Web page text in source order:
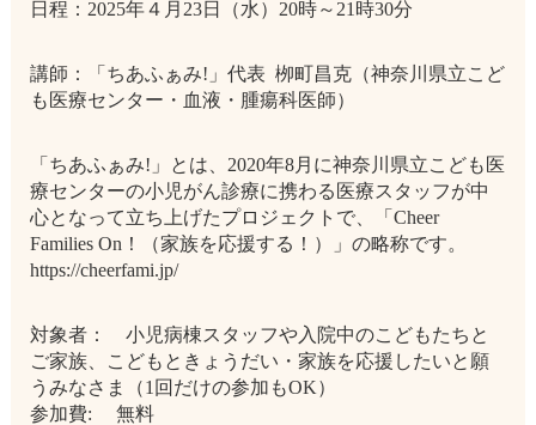
日程：2025年４月23日（水）20時～21時30分
講師：「ちあふぁみ!」代表 栁町昌克（神奈川県立こど
も医療センター・血液・腫瘍科医師）
「ちあふぁみ!」とは、2020年8月に神奈川県立こども医
療センターの小児がん診療に携わる医療スタッフが中
心となって立ち上げたプロジェクトで、「Cheer
Families On！（家族を応援する！）」の略称です。
https://cheerfami.jp/
対象者： 小児病棟スタッフや入院中のこどもたちと
ご家族、こどもときょうだい・家族を応援したいと願
うみなさま（1回だけの参加もOK）
参加費: 無料